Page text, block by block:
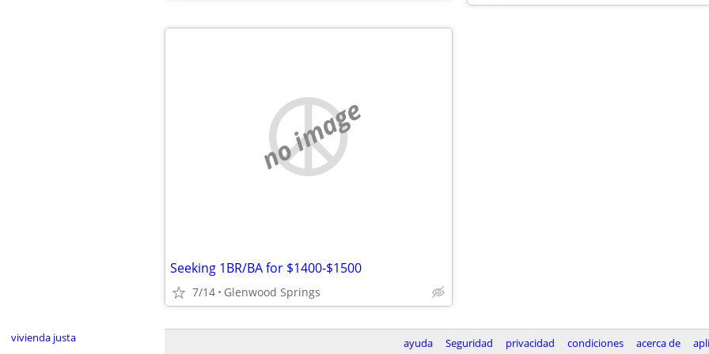
vivienda justa
no image
Seeking 1BR/BA for $1400-$1500
7/14 Glenwood Springs
ayuda Seguridad privacidad condiciones acerca de